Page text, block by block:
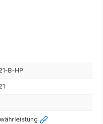
B-HP